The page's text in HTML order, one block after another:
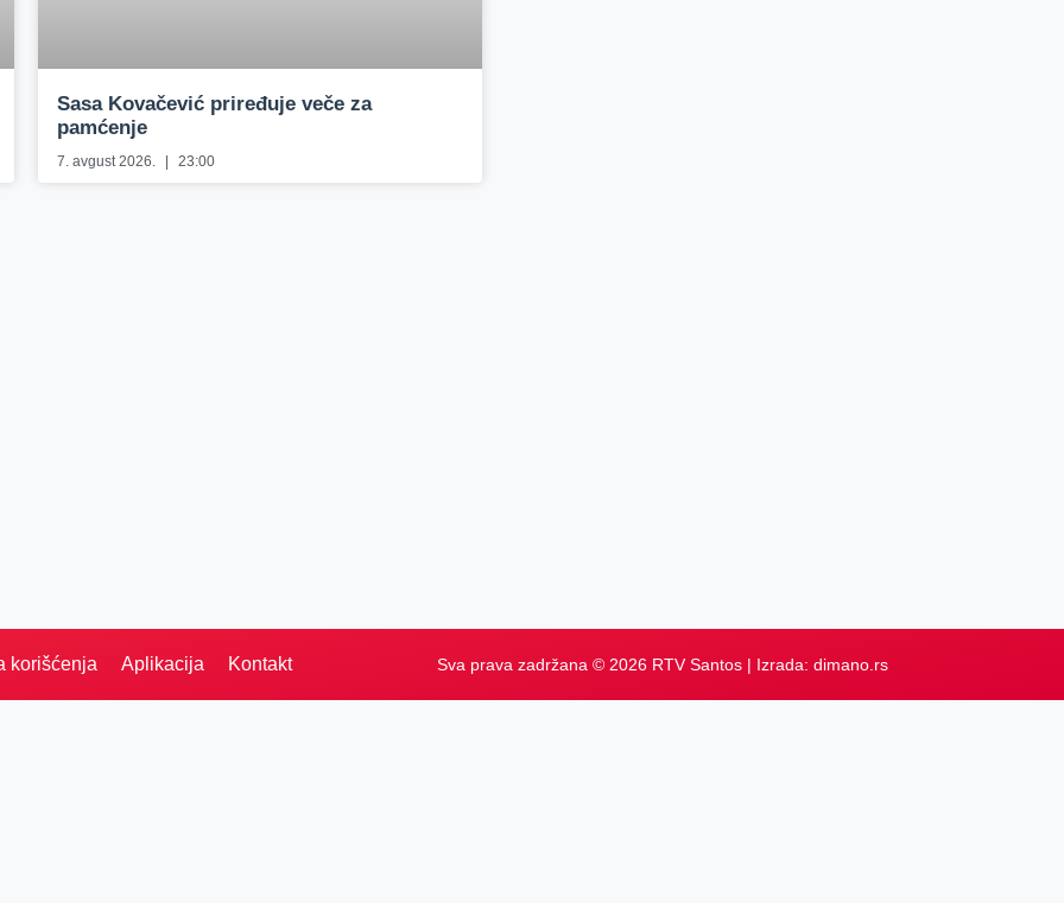
Sasa Kovačević priređuje veče za
pamćenje
7. avgust 2026. 23:00
korišćenja Aplikacija Kontakt Sva prava zadržana © 2026 RTV Santos | Izrada: dimano.rs